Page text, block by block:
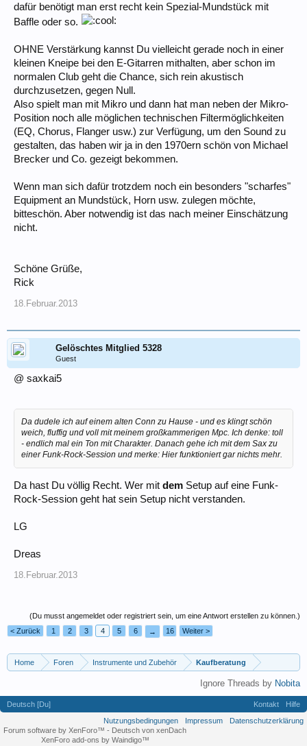
dafür benötigt man erst recht kein Spezial-Mundstück mit
Baffle oder so.
OHNE Verstärkung kannst Du vielleicht gerade noch in einer
kleinen Kneipe bei den E-Gitarren mithalten, aber schon im
normalen Club geht die Chance, sich rein akustisch
durchzusetzen, gegen Null.
Also spielt man mit Mikro und dann hat man neben der Mikro-
Position noch alle möglichen technischen Filtermöglichkeiten
(EQ, Chorus, Flanger usw.) zur Verfügung, um den Sound zu
gestalten, das haben wir ja in den 1970ern schön von Michael
Brecker und Co. gezeigt bekommen.
Wenn man sich dafür trotzdem noch ein besonders "scharfes"
Equipment an Mundstück, Horn usw. zulegen möchte,
bitteschön. Aber notwendig ist das nach meiner Einschätzung
nicht.
Schöne Grüße,
Rick
18.Februar.2013
Gelöschtes Mitglied 5328
Guest
@ saxkai5
Da dudele ich auf einem alten Conn zu Hause - und es klingt schön
weich, fluffig und voll mit meinem großkammerigen Mpc. Ich denke: toll
- endlich mal ein Ton mit Charakter. Danach gehe ich mit dem Sax zu
einer Funk-Rock-Session und merke: Hier funktioniert gar nichts mehr.
Da hast Du völlig Recht. Wer mit dem Setup auf eine Funk-
Rock-Session geht hat sein Setup nicht verstanden.
LG
Dreas
18.Februar.2013
(Du musst angemeldet oder registriert sein, um eine Antwort erstellen zu können.)
< Zurück
1 2 3 4 5 6 → 16 Weiter >
Home Foren Instrumente und Zubehör Kaufberatung
Ignore Threads by Nobita
Deutsch [Du] Kontakt
Hilfe
Nutzungsbedingungen
Impressum
Datenschutzerklärung
Forum software by XenForo™ - Deutsch von xenDach
XenForo add-ons by Waindigo™